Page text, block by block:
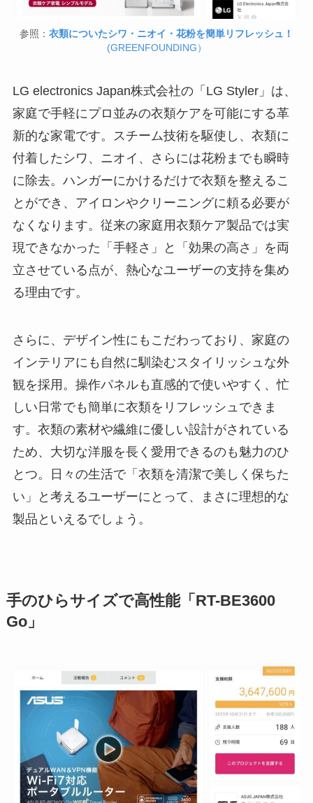
参照： 衣類についたシワ・ニオイ・花粉を簡単リフレッシュ！
(GREENFOUNDING）
LG electronics Japan株式会社の「LG Styler」は、
家庭で手軽にプロ並みの衣類ケアを可能にする革
新的な家電です。スチーム技術を駆使し、衣類に
付着したシワ、ニオイ、さらには花粉までも瞬時
に除去。ハンガーにかけるだけで衣類を整えるこ
とができ、アイロンやクリーニングに頼る必要が
なくなります。従来の家庭用衣類ケア製品では実
現できなかった「手軽さ」と「効果の高さ」を両
立させている点が、熱心なユーザーの支持を集め
る理由です。
さらに、デザイン性にもこだわっており、家庭の
インテリアにも自然に馴染むスタイリッシュな外
観を採用。操作パネルも直感的で使いやすく、忙
しい日常でも簡単に衣類をリフレッシュできま
す。衣類の素材や繊維に優しい設計がされている
ため、大切な洋服を長く愛用できるのも魅力のひ
とつ。日々の生活で「衣類を清潔で美しく保ちた
い」と考えるユーザーにとって、まさに理想的な
製品といえるでしょう。
手のひらサイズで高性能「 RT-BE3600
Go」